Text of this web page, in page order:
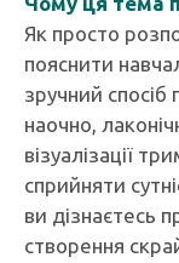
Як просто
пояснити
зручний
наочно,
візуалізації
сприйняти
ви дізнаєтесь
створення